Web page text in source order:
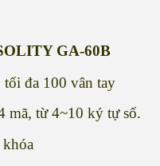
đ.
GA-60B
đa 100 vân tay
mã, từ 4~10 ký tự số.